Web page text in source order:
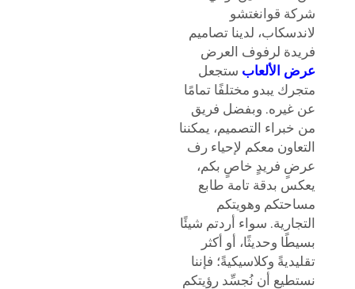
شركة قوانغتشو
لاندسكاب، لدينا تصاميم
فريدة لرفوف العرض
عرض الألعابستجعل
متجرك يبدو مختلفًا تمامًا
عن غيره. وبفضل فريق
من خبراء التصميم، يمكننا
التعاون معكم لإحياء رف
عرضٍ فريدٍ خاصٍ بكم،
يعكس بدقة تامة طابع
مساحتكم وهويتكم
التجارية. سواء أردتم شيئًا
بسيطًا وحديثًا، أو أكثر
تقليديةً وكلاسيكيةً؛ فإننا
نستطيع أن نُجسِّد رؤيتكم